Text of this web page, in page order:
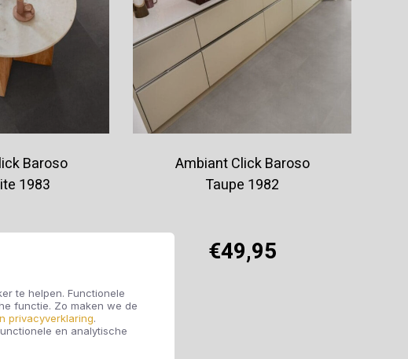
te helpen. Functionele
functie. Zo maken we de
privacyverklaring.
en analytische
Baroso
1983
Ambiant Click Baroso
Taupe 1982
€49,95